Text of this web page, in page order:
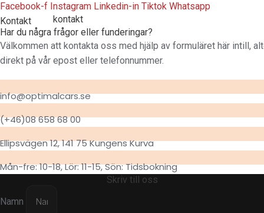
Facebook-f Instagram Linkedin-in Tiktok Whatsapp
Kom i kontakt
Kontakt
Har du några frågor eller funderingar?
Välkommen att kontakta oss med hjälp av formuläret här intill,
direkt på vår epost eller telefonnummer.
info@optimalcars.se
(+46)08 658 68 00
Ellipsvägen 12, 141 75 Kungens Kurva
Mån-fre: 10-18, Lör: 11-15, Sön: Tidsbokning
Skriv till oss
Namn